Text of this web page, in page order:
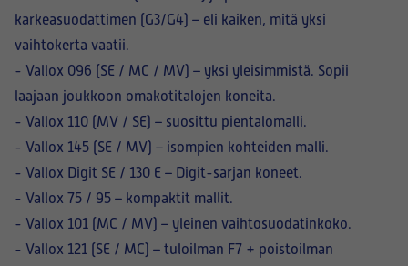
karkeasuodattimen (G3/G4) – eli kaiken, mitä yksi
vaihtokerta vaatii.
- Vallox 096 (SE / MC / MV) – yksi yleisimmistä. Sopii
laajaan joukkoon omakotitalojen koneita.
- Vallox 110 (MV / SE) – suosittu pientalomalli.
- Vallox 145 (SE / MV) – isompien kohteiden malli.
- Vallox Digit SE / 130 E – Digit-sarjan koneet.
- Vallox 75 / 95 – kompaktit mallit.
- Vallox 101 (MC / MV) – yleinen vaihtosuodatinkoko.
- Vallox 121 (SE / MC) – tuloilman F7 + poistoilman